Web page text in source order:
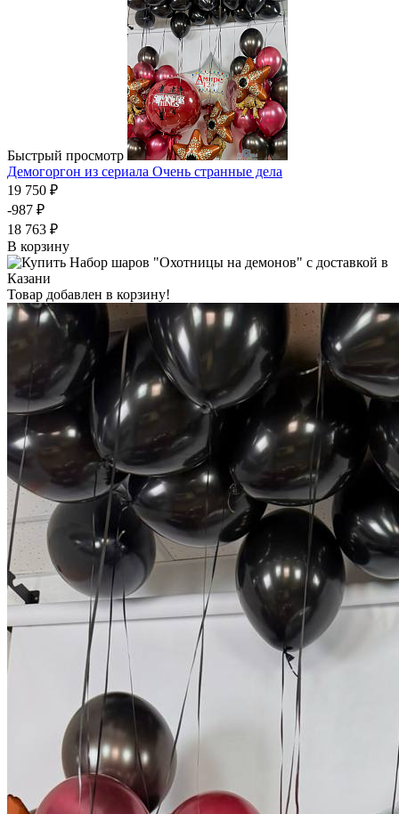
Быстрый просмотр
Демогоргон из сериала Очень странные дела
19 750 ₽
-987 ₽
18 763 ₽
В корзину
Товар добавлен в корзину!